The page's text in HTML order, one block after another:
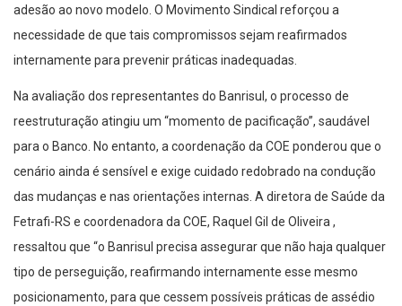
adesão ao novo modelo. O Movimento Sindical reforçou a
necessidade de que tais compromissos sejam reafirmados
internamente para prevenir práticas inadequadas.
Na avaliação dos representantes do Banrisul, o processo de
reestruturação atingiu um “momento de pacificação”, saudável
para o Banco. No entanto, a coordenação da COE ponderou que o
cenário ainda é sensível e exige cuidado redobrado na condução
das mudanças e nas orientações internas. A diretora de Saúde da
Fetrafi-RS e coordenadora da COE, Raquel Gil de Oliveira ,
ressaltou que “o Banrisul precisa assegurar que não haja qualquer
tipo de perseguição, reafirmando internamente esse mesmo
posicionamento, para que cessem possíveis práticas de assédio